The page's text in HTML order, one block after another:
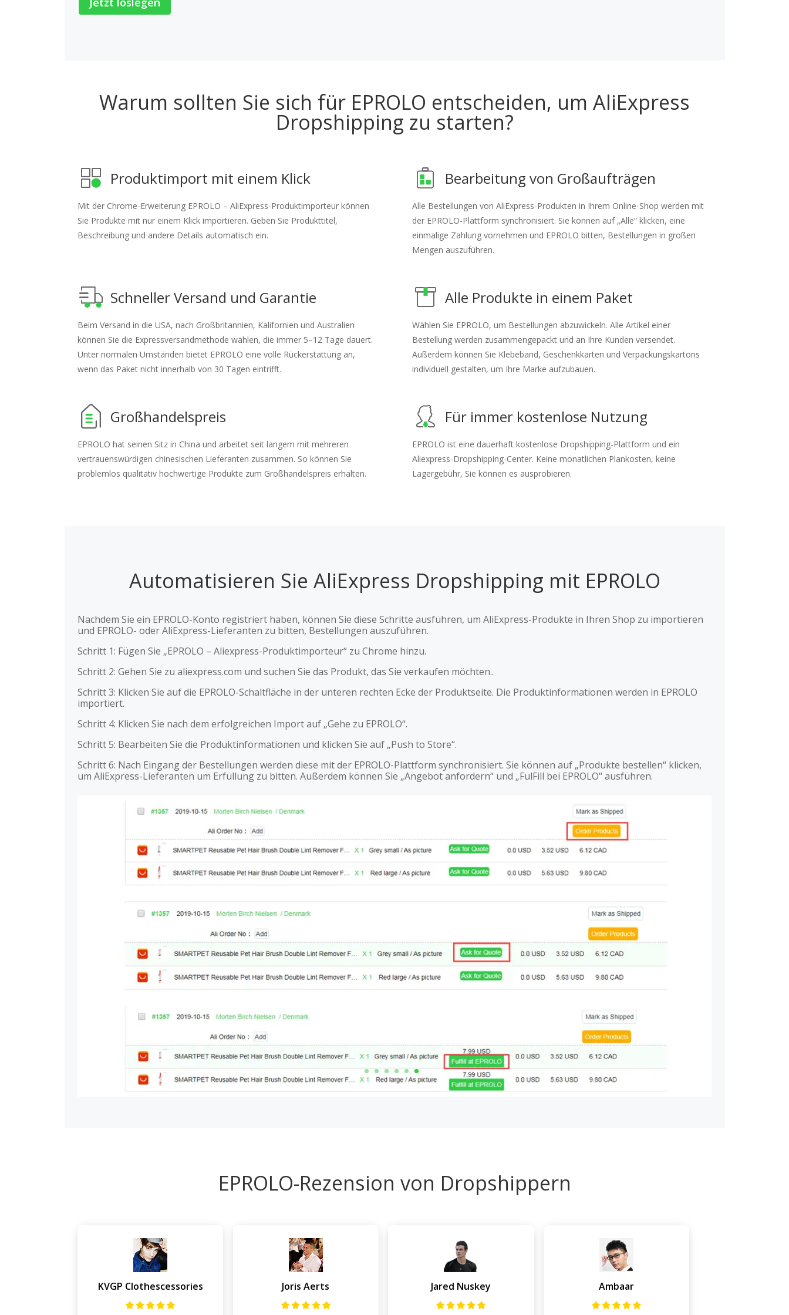
Warum sollten Sie sich für EPROLO entscheiden, um AliExpress
Dropshipping zu starten?
Produktimport mit einem Klick
Mit der Chrome-Erweiterung EPROLO – AliExpress-Produktimporteur können
Sie Produkte mit nur einem Klick importieren. Geben Sie Produkttitel,
Beschreibung und andere Details automatisch ein.
Bearbeitung von Großaufträgen
Alle Bestellungen von AliExpress-Produkten in Ihrem Online-Shop werden mit
der EPROLO-Plattform synchronisiert. Sie können auf „Alle“ klicken, eine
einmalige Zahlung vornehmen und EPROLO bitten, Bestellungen in großen
Mengen auszuführen.
Schneller Versand und Garantie
Beim Versand in die USA, nach Großbritannien, Kalifornien und Australien
können Sie die Expressversandmethode wählen, die immer 5–12 Tage dauert.
Unter normalen Umständen bietet EPROLO eine volle Rückerstattung an,
wenn das Paket nicht innerhalb von 30 Tagen eintrifft.
Alle Produkte in einem Paket
Wählen Sie EPROLO, um Bestellungen abzuwickeln. Alle Artikel einer
Bestellung werden zusammengepackt und an Ihre Kunden versendet.
Außerdem können Sie Klebeband, Geschenkkarten und Verpackungskartons
individuell gestalten, um Ihre Marke aufzubauen.
Großhandelspreis
EPROLO hat seinen Sitz in China und arbeitet seit langem mit mehreren
vertrauenswürdigen chinesischen Lieferanten zusammen. So können Sie
problemlos qualitativ hochwertige Produkte zum Großhandelspreis erhalten.
Für immer kostenlose Nutzung
EPROLO ist eine dauerhaft kostenlose Dropshipping-Plattform und ein
Aliexpress-Dropshipping-Center. Keine monatlichen Plankosten, keine
Lagergebühr, Sie können es ausprobieren.
Automatisieren Sie AliExpress Dropshipping mit EPROLO
Nachdem Sie ein EPROLO-Konto registriert haben, können Sie diese Schritte ausführen, um AliExpress-Produkte in Ihren Shop zu importieren
und EPROLO- oder AliExpress-Lieferanten zu bitten, Bestellungen auszuführen.
Schritt 1: Fügen Sie „EPROLO – Aliexpress-Produktimporteur“ zu Chrome hinzu.
Schritt 2: Gehen Sie zu aliexpress.com und suchen Sie das Produkt, das Sie verkaufen möchten..
Schritt 3: Klicken Sie auf die EPROLO-Schaltfläche in der unteren rechten Ecke der Produktseite. Die Produktinformationen werden in EPROLO
importiert.
Schritt 4: Klicken Sie nach dem erfolgreichen Import auf „Gehe zu EPROLO“.
Schritt 5: Bearbeiten Sie die Produktinformationen und klicken Sie auf „Push to Store“.
Schritt 6: Nach Eingang der Bestellungen werden diese mit der EPROLO-Plattform synchronisiert. Sie können auf „Produkte bestellen“ klicken,
um AliExpress-Lieferanten um Erfüllung zu bitten. Außerdem können Sie „Angebot anfordern“ und „FulFill bei EPROLO“ ausführen.
EPROLO-Rezension von Dropshippern
KVGP Clothescessories Joris Aerts Jared Nuskey Ambaar